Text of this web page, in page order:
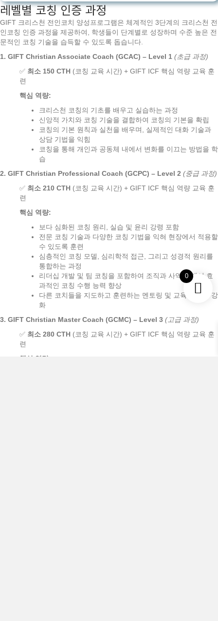
레벨별 코칭 인증 과정
GIFT 크리스천 전인코치 양성프로그램은 체계적인 3단계의 크리스천 전
인코칭 인증 과정을 제공하여, 학생들이 단계별로 성장하며 수준 높은 전
문적인 코칭 기술을 습득할 수 있도록 돕습니다.
1. GIFT Christian Associate Coach (GCAC) – Level 1 (초급 과정)
✅ 최소 150 CTH (코칭 교육 시간) + GIFT ICF 핵심 역량 교육 훈
련
핵심 역량:
크리스천 코칭의 기초를 배우고 실습하는 과정
신앙적 가치와 코칭 기술을 결합하여 코칭의 기본을 확립
코칭의 기본 원칙과 실천을 배우며, 실제적인 대화 기술과
상담 기법을 익힘
코칭을 통해 개인과 공동체 내에서 변화를 이끄는 방법을 학
습
2. GIFT Christian Professional Coach (GCPC) – Level 2 (중급 과정)
✅ 최소 210 CTH (코칭 교육 시간) + GIFT ICF 핵심 역량 교육 훈
련
핵심 역량:
보다 심화된 코칭 원리, 실습 및 윤리 강령 포함
전문 코칭 기술과 다양한 코칭 기법을 익혀 현장에서 적용할
수 있도록 훈련
심층적인 코칭 모델, 심리학적 접근, 그리고 성경적 원리를
통합하는 과정
리더십 개발 및 팀 코칭을 포함하여 조직과 사역 내에서 효
과적인 코칭 수행 능력 향상
다른 코치들을 지도하고 훈련하는 멘토링 및 교육적 역량 강
화
3. GIFT Christian Master Coach (GCMC) – Level 3 (고급 과정)
✅ 최소 280 CTH (코칭 교육 시간) + GIFT ICF 핵심 역량 교육 훈
련
핵심 역량:
0